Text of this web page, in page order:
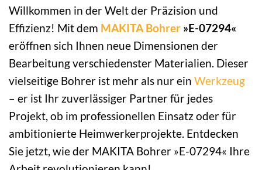
Willkommen in der Welt der Präzision und
Effizienz! Mit dem MAKITA Bohrer »E-07294«
eröffnen sich Ihnen neue Dimensionen der
Bearbeitung verschiedenster Materialien. Dieser
vielseitige Bohrer ist mehr als nur ein Werkzeug
– er ist Ihr zuverlässiger Partner für jedes
Projekt, ob im professionellen Einsatz oder für
ambitionierte Heimwerkerprojekte. Entdecken
Sie jetzt, wie der MAKITA Bohrer »E-07294« Ihre